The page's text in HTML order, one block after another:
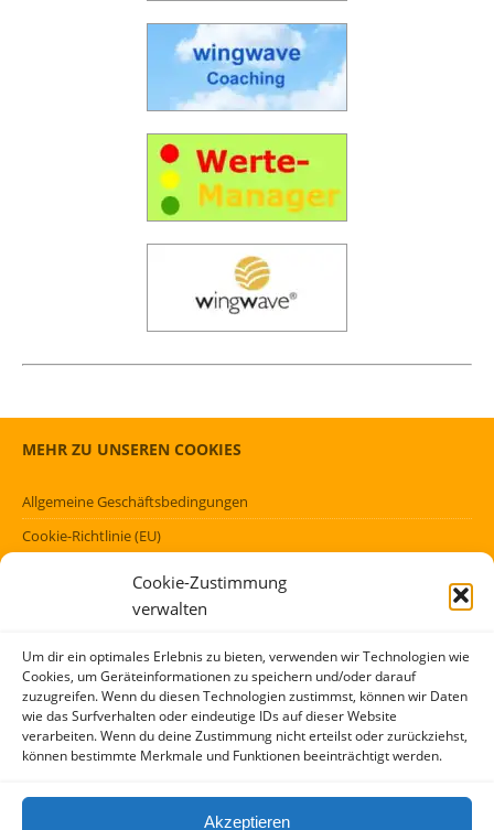
Cookie-Zustimmung
verwalten
Um dir ein optimales Erlebnis zu bieten, verwenden wir Technologien wie
Cookies, um Geräteinformationen zu speichern und/oder darauf
zuzugreifen. Wenn du diesen Technologien zustimmst, können wir Daten
wie das Surfverhalten oder eindeutige IDs auf dieser Website
verarbeiten. Wenn du deine Zustimmung nicht erteilst oder zurückziehst,
können bestimmte Merkmale und Funktionen beeinträchtigt werden.
Akzeptieren
MEHR ZU UNSEREN COOKIES
Allgemeine Geschäftsbedingungen
Cookie-Richtlinie (EU)
FÖRMLICHES
Kontakt
AGBs